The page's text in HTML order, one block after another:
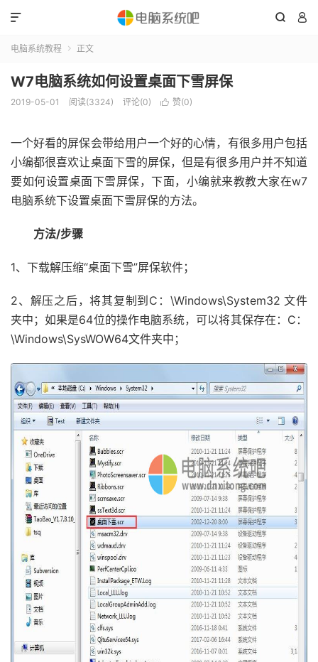
 

电脑系统教程  正文
W7电脑系统如何设置桌面下雪屏保
2019-05-01 阅读(3324) 评论(0)  赞(0)
一个好看的屏保会带给用户一个好的心情，有很多用户包括
小编都很喜欢让桌面下雪的屏保，但是有很多用户并不知道
要如何设置桌面下雪屏保，下面，小编就来教教大家在w7
电脑系统下设置桌面下雪屏保的方法。
方法/步骤
1、下载解压缩“桌面下雪”屏保软件；
2、解压之后，将其复制到C：\Windows\System32 文件
夹中；如果是64位的操作电脑系统，可以将其保存在：C：
\Windows\SysWOW64文件夹中；